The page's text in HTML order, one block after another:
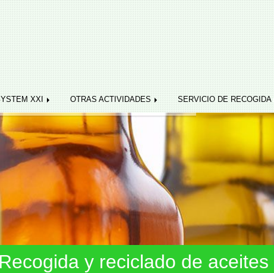
XXI OTRAS ACTIVIDADES SERVICIO DE RECOGIDA
Recogida y reciclado de aceites